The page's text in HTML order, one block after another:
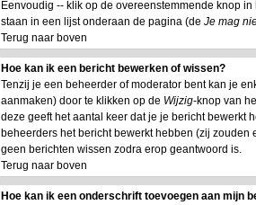
Eenvoudig -- klik op de overeenstemmende knop
staan in een lijst onderaan de pagina (de Je mag
Terug naar boven
Hoe kan ik een bericht bewerken of wissen?
Tenzij je een beheerder of moderator bent kan je
aanmaken) door te klikken op de Wijzig-knop van
deze geeft het aantal keer dat je je bericht bewerkt
beheerders het bericht bewerkt hebben (zij
geen berichten wissen zodra erop geantwoord is.
Terug naar boven
Hoe kan ik een onderschrift toevoegen aan mijn